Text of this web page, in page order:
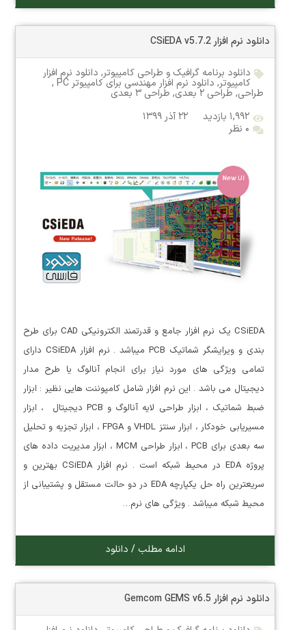
دانلود نرم افزار CSiEDA v5.7.2
دانلود برنامه گرافیک و طراحی کامپیوتر, دانلود نرم افزار
کامپیوتر, دانلود نرم افزار مهندسی برای کامپیوتر PC ,
طراحی,طراحی ۲ بعدی , طراحی ۳ بعدی
۱,۹۹۲ بازدید
۲۲ آذر ۱۳۹۹
۰ نظر
CSiEDA یک نرم افزار جامع و قدرتمند الکترونیکی CAD برای طرح
بندی و ویرایشگر شماتیک PCB میباشد . نرم افزار CSiEDA دارای
تمامی ویژگی های مورد نیاز برای انجام آنالوگ یا طرح مدار
دیجیتال می باشد . این نرم افزار شامل کامپوننت هایی نظیر : ابزار
ضبط شماتیک ، ابزار طراحی لایه آنالوگ و PCB دیجیتال ، ابزار
مسیریابی خودکار ، ابزار سنتز VHDL و FPGA ، ابزار تجزیه و تحلیل
سه بعدی برای PCB ، ابزار طراحی MCM ، ابزار مدیریت داده های
پروژه EDA در محیط شبکه است . نرم افزار CSiEDA بهترین و
سریعترین راه حل یکپارچه EDA در دو حالت مستقل و پشتیبانی از
محیط شبکه میباشد . ویژگی های نرم…
ادامه مطلب / دانلود
دانلود نرم افزار Gemcom GEMS v6.5